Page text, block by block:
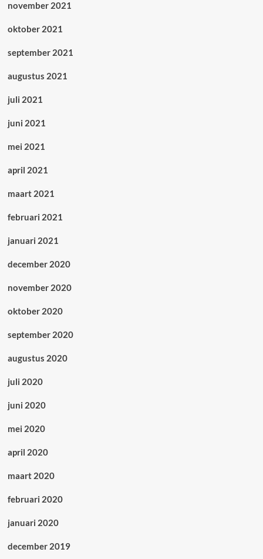
november 2021
oktober 2021
september 2021
augustus 2021
juli 2021
juni 2021
mei 2021
april 2021
maart 2021
februari 2021
januari 2021
december 2020
november 2020
oktober 2020
september 2020
augustus 2020
juli 2020
juni 2020
mei 2020
april 2020
maart 2020
februari 2020
januari 2020
december 2019